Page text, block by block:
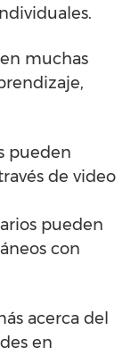
muchas
pueden
de video
pueden
con
acerca del
en